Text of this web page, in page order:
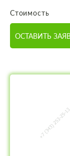
Стоимость
ОСТАВИТЬ